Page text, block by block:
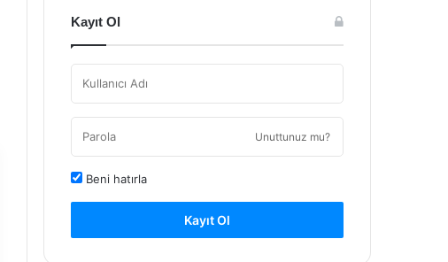
Kayıt Ol
Unuttunuz mu?
Beni hatırla
Kayıt Ol